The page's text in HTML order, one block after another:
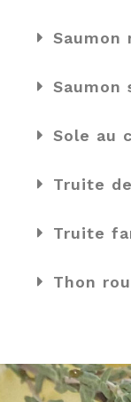
Saumon
Saumon
Sole au
Truite
Truite
Thon